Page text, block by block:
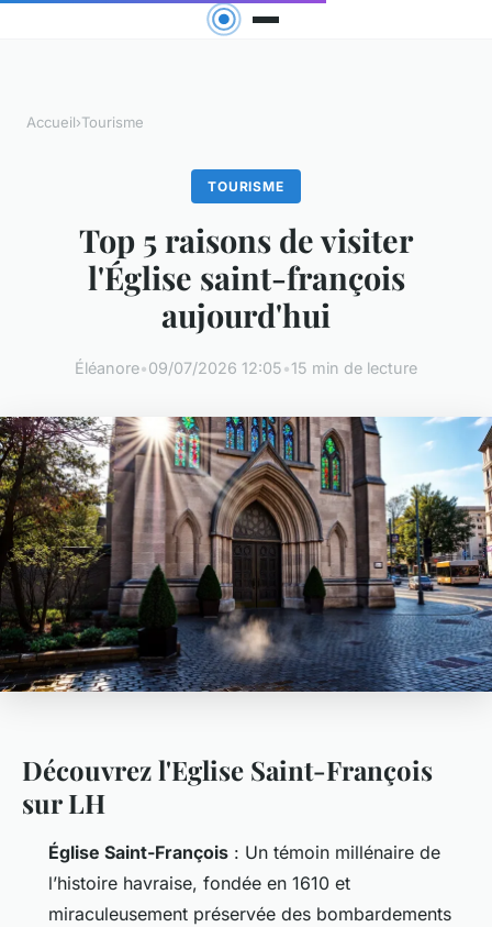
Accueil›Tourisme
TOURISME
Top 5 raisons de visiter
l'Église saint-françois
aujourd'hui
Éléanore•09/07/2026 12:05•15 min de lecture
Découvrez l'Eglise Saint-François
sur LH
Église Saint-François : Un témoin millénaire de
l’histoire havraise, fondée en 1610 et
miraculeusement préservée des bombardements